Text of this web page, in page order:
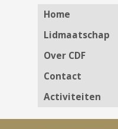
Home
Lidmaatschap
Over CDF
Contact
Activiteiten